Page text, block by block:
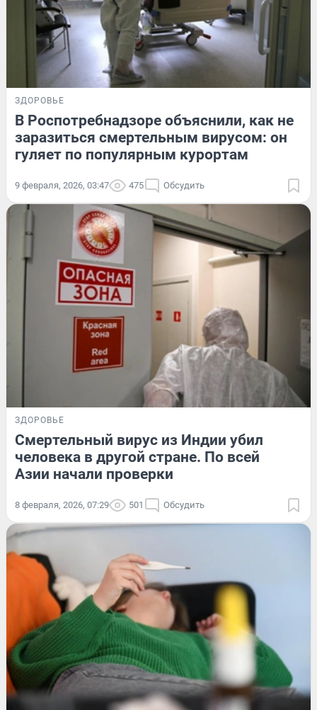
ЗДОРОВЬЕ
В Роспотребнадзоре объяснили, как не
заразиться смертельным вирусом: он
гуляет по популярным курортам
9 февраля, 2026, 03:47 475 Обсудить
ЗДОРОВЬЕ
Смертельный вирус из Индии убил
человека в другой стране. По всей
Азии начали проверки
8 февраля, 2026, 07:29 501 Обсудить